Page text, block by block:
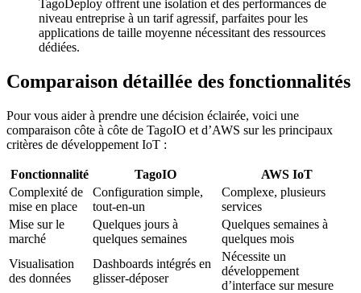
TagoDeploy offrent une isolation et des performances de
niveau entreprise à un tarif agressif, parfaites pour les
applications de taille moyenne nécessitant des ressources
dédiées.
Comparaison détaillée des fonctionnalités
Pour vous aider à prendre une décision éclairée, voici une
comparaison côte à côte de TagoIO et d’AWS sur les principaux
critères de développement IoT :
Fonctionnalité TagoIO
AWS IoT
Complexité de
mise en place
Configuration simple,
tout-en-un
Complexe, plusieurs
services
Mise sur le
marché
Quelques jours à
quelques semaines
Quelques semaines à
quelques mois
Visualisation
des données
Dashboards intégrés en
glisser-déposer
Nécessite un
développement
d’interface sur mesure